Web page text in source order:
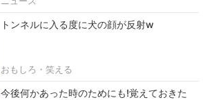
トンネルに入る度に犬の顔が反射w
おもしろ・笑える
今後何かあった時のためにも!覚えておきた